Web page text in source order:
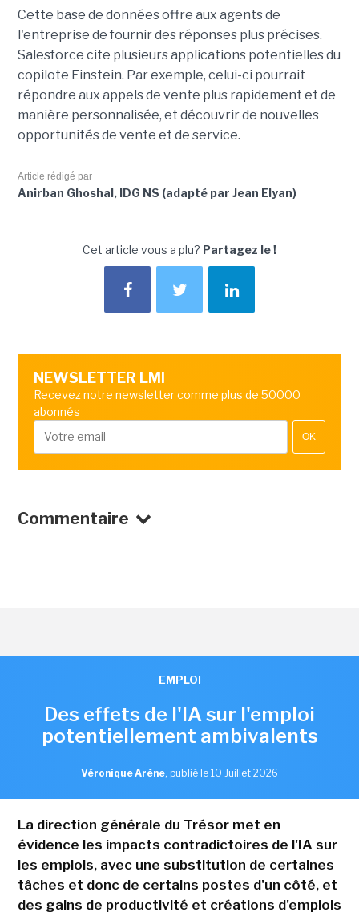
Cette base de données offre aux agents de
l'entreprise de fournir des réponses plus précises.
Salesforce cite plusieurs applications potentielles du
copilote Einstein. Par exemple, celui-ci pourrait
répondre aux appels de vente plus rapidement et de
manière personnalisée, et découvrir de nouvelles
opportunités de vente et de service.
Article rédigé par
Anirban Ghoshal, IDG NS (adapté par Jean Elyan)
Cet article vous a plu? Partagez le !
NEWSLETTER LMI
Recevez notre newsletter comme plus de 50000
abonnés
OK
Commentaire
EMPLOI
Des effets de l'IA sur l'emploi
potentiellement ambivalents
Véronique Arène, publié le 10 Juillet 2026
La direction générale du Trésor met en
évidence les impacts contradictoires de l'IA sur
les emplois, avec une substitution de certaines
tâches et donc de certains postes d'un côté, et
des gains de productivité et créations d'emplois